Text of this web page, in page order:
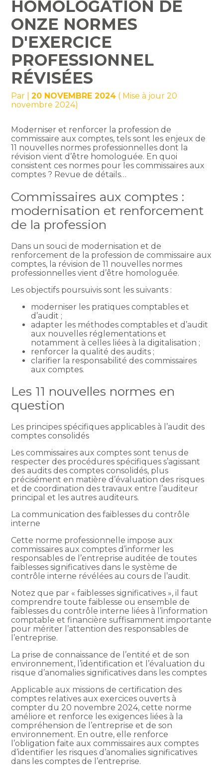
HOMOLOGATION DE
ONZE NORMES
D'EXERCICE
PROFESSIONNEL
RÉVISÉES
Par |20 NOVEMBRE 2024 ( Mise à jour 20
novembre 2024)
Moderniser et renforcer la profession de
commissaire aux comptes, tels sont les enjeux de
11 nouvelles normes professionnelles dont la
révision vient d’être homologuée. En quoi
consistent ces normes pour les commissaires aux
comptes ? Revue de détails…
Commissaires aux comptes :
modernisation et renforcement
de la profession
Dans un souci de modernisation et de
renforcement de la profession de commissaire aux
comptes, la révision de 11 nouvelles normes
professionnelles vient d’être homologuée.
Les objectifs poursuivis sont les suivants :
moderniser les pratiques comptables et
d’audit ;
adapter les méthodes comptables et d’audit
aux nouvelles réglementations et
notamment à celles liées à la digitalisation ;
renforcer la qualité des audits ;
clarifier la responsabilité des commissaires
aux comptes.
Les 11 nouvelles normes en
question
Les principes spécifiques applicables à l’audit des
comptes consolidés
Les commissaires aux comptes sont tenus de
respecter des procédures spécifiques s’agissant
des audits des comptes consolidés, plus
précisément en matière d’évaluation des risques
et de coordination des travaux entre l’auditeur
principal et les autres auditeurs.
La communication des faiblesses du contrôle
interne
Cette norme professionnelle impose aux
commissaires aux comptes d’informer les
responsables de l’entreprise auditée de toutes
faiblesses significatives dans le système de
contrôle interne révélées au cours de l’audit.
Notez que par « faiblesses significatives », il faut
comprendre toute faiblesse ou ensemble de
faiblesses du contrôle interne liées à l’information
comptable et financière suffisamment importante
pour mériter l’attention des responsables de
l’entreprise.
La prise de connaissance de l’entité et de son
environnement, l’identification et l’évaluation du
risque d’anomalies significatives dans les comptes
Applicable aux missions de certification des
comptes relatives aux exercices ouverts à
compter du 20 novembre 2024, cette norme
améliore et renforce les exigences liées à la
compréhension de l’entreprise et de son
environnement. En outre, elle renforce
l’obligation faite aux commissaires aux comptes
d’identifier les risques d’anomalies significatives
dans les comptes de l’entreprise.